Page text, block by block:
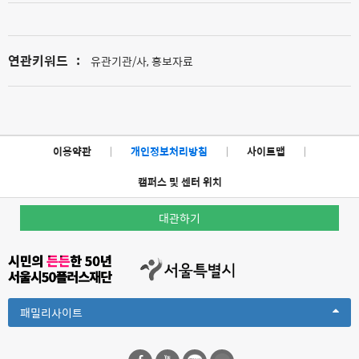
연관키워드 : 유관기관/사, 홍보자료
이용약관 | 개인정보처리방침 | 사이트맵
|
캠퍼스 및 센터 위치
대관하기
패밀리사이트Toggle
Dropdown